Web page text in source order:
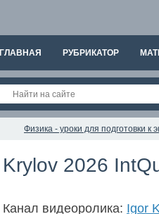
ГЛАВНАЯ РУБРИКАТОР
Физика - уроки для подготовки
Krylov 2026
Канал видеоролика: Igor